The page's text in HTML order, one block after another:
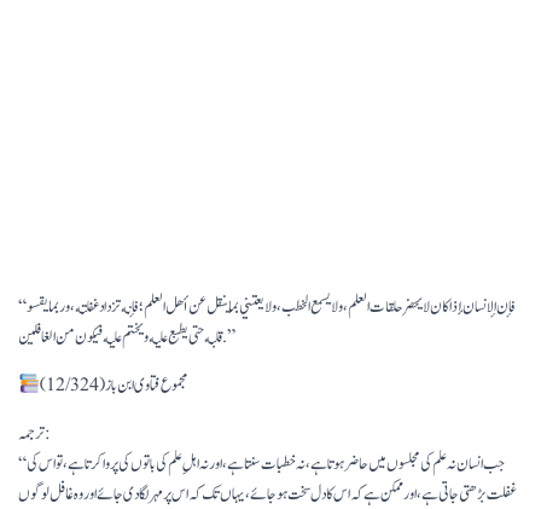
“فإن الإنسان إذا كان لا يحضر حلقات العلم، ولا يسمع الخطب، ولا يعتني بما ينقل عن أهل العلم؛ فإنه تزداد غفلته، وربما يقسو
قلبه حتى يطبع عليه ويختم عليه فيكون من الغافلين.”
مجموع فتاوى ابن باز (12/324)
ترجمہ:
“جب انسان نہ علم کی مجلسوں میں حاضر ہوتا ہے، نہ خطبات سنتا ہے، اور نہ اہلِ علم کی باتوں کی پروا کرتا ہے، تو اس کی
غفلت بڑھتی جاتی ہے، اور ممکن ہے کہ اس کا دل سخت ہو جائے، یہاں تک کہ اس پر مہر لگا دی جائے اور وہ غافل لوگوں